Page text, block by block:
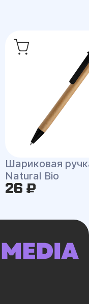
Шариковая
Natural Bio
26 ₽